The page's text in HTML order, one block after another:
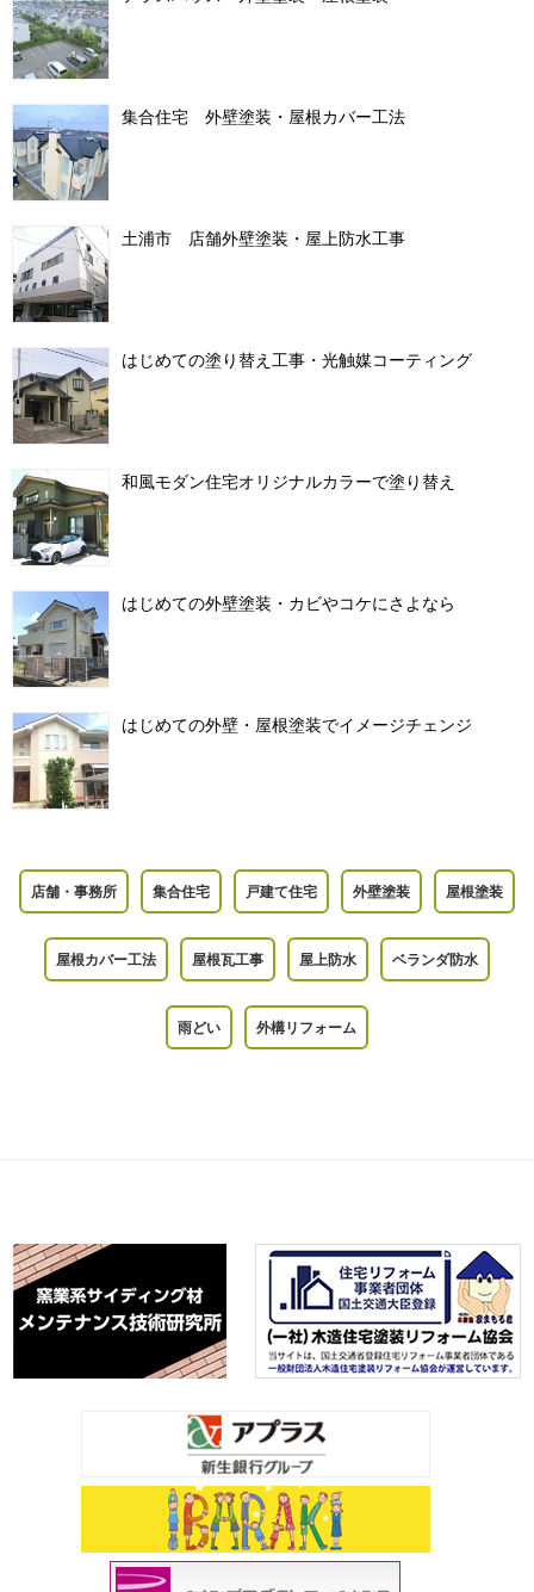
集合住宅 外壁塗装・屋根カバー工法
土浦市 店舗外壁塗装・屋上防水工事
はじめての塗り替え工事・光触媒コーティング
和風モダン住宅オリジナルカラーで塗り替え
はじめての外壁塗装・カビやコケにさよなら
はじめての外壁・屋根塗装でイメージチェンジ
店舗・事務所 集合住宅 戸建て住宅 外壁塗装 屋根塗装
屋根カバー工法 屋根瓦工事 屋上防水 ベランダ防水
雨どい 外構リフォーム